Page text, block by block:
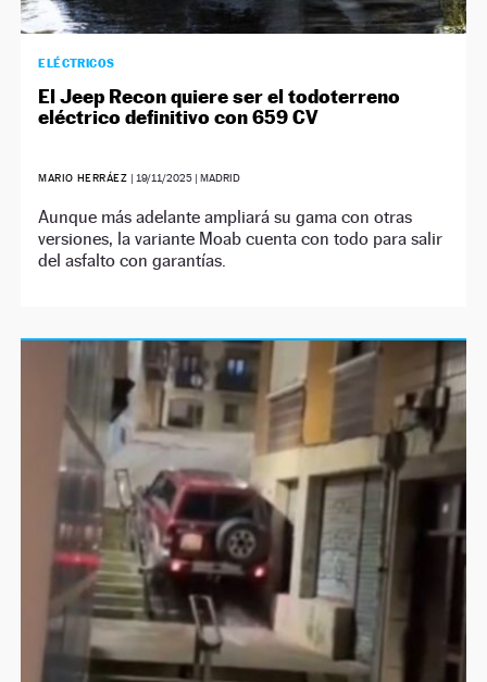
ELÉCTRICOS
El Jeep Recon quiere ser el todoterreno
eléctrico definitivo con 659 CV
MARIO HERRÁEZ | 19/11/2025 | MADRID
Aunque más adelante ampliará su gama con otras
versiones, la variante Moab cuenta con todo para salir
del asfalto con garantías.